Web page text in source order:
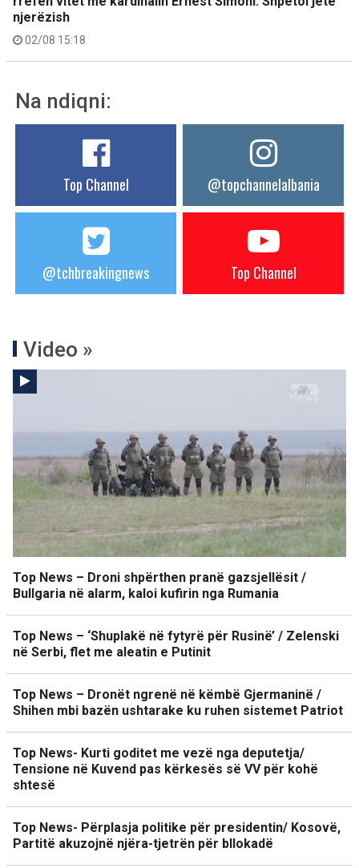
njerëzish
02/08 15:18
Na ndiqni:
Top Channel @topchannelalbania
@tchbreakingnews Top Channel
Video »
Top News – Droni shpërthen pranë gazsjellësit /
Bullgaria në alarm, kaloi kufirin nga Rumania
Top News – ‘Shuplakë në fytyrë për Rusinë’ / Zelenski
në Serbi, flet me aleatin e Putinit
Top News – Dronët ngrenë në këmbë Gjermaninë /
Shihen mbi bazën ushtarake ku ruhen sistemet Patriot
Top News- Kurti goditet me vezë nga deputetja/
Tensione në Kuvend pas kërkesës së VV për kohë
shtesë
Top News- Përplasja politike për presidentin/ Kosovë,
Partitë akuzojnë njëra-tjetrën për bllokadë